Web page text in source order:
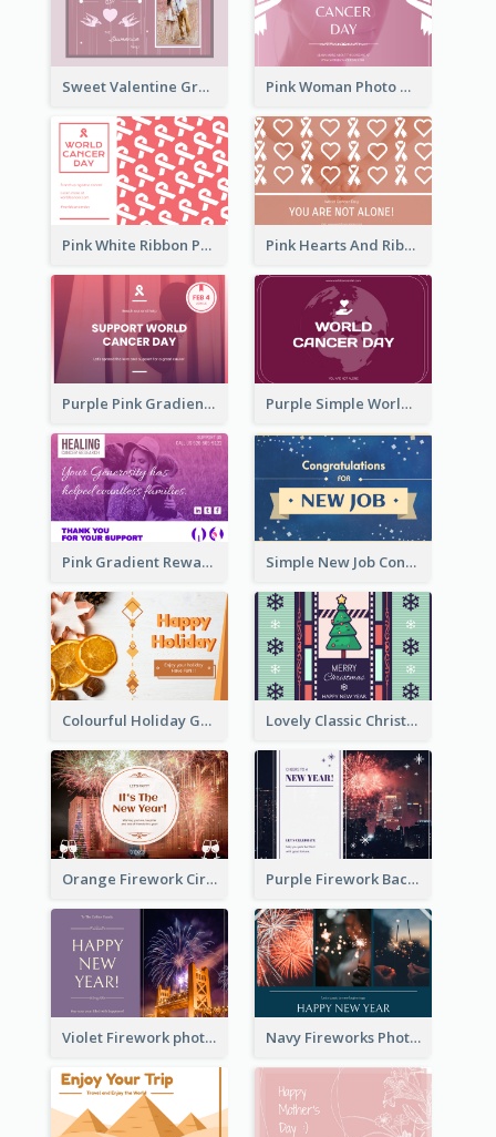
Sweet Valentine Greeting Card Design Ideas Pink Woman Photo World Cancer Day Greeting Card
Pink White Ribbon Patterns World Cancer Day Greeting Card Pink Hearts And Ribbon Patterns World Cancer Day Greeting Card
Purple Pink Gradient World Cancer Day Greeting Card Purple Simple World Cancer Day Greeting Card
Pink Gradient Reward For Donation Card Design Simple New Job Congratulations Card In Yellow And Blue
Colourful Holiday Greeting Card In Orange Theme Lovely Classic Christmas Greeting Card Design
Orange Firework Circle New Year Greeting Card Purple Firework Background New Year Greeting Card
Violet Firework photo 2021 New Year Greeting Card Navy Fireworks Photo Happy New Year Greeting Card